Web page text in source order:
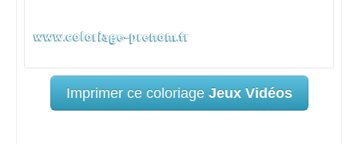
Imprimer ce coloriage Jeux Vidéos